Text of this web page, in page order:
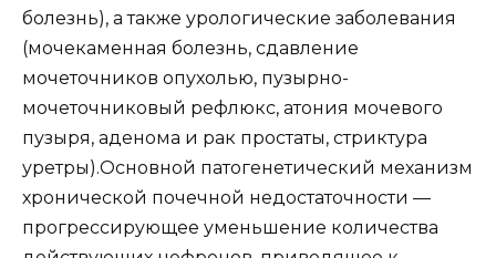
болезнь), а также урологические заболевания
(мочекаменная болезнь, сдавление
мочеточников опухолью, пузырно-
мочеточниковый рефлюкс, атония мочевого
пузыря, аденома и рак простаты, стриктура
уретры).Основной патогенетический механизм
хронической почечной недостаточности —
прогрессирующее уменьшение количества